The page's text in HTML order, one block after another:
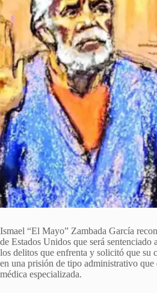
Ismael “El Mayo” Zambada García
de Estados Unidos que será sentenciado
los delitos que enfrenta y solicitó que su
en una prisión de tipo administrativo que
médica especializada.